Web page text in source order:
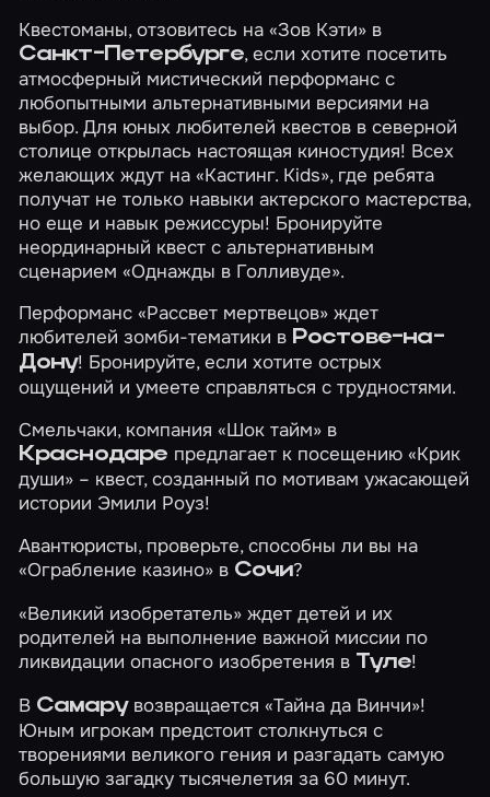
Квестоманы, отзовитесь на«Зов Кэти» в
Санкт-Петербурге, если хотите посетить
атмосферный мистический перформанс с
любопытными альтернативными версиями на
выбор. Для юных любителей квестов в северной
столице открылась настоящая киностудия! Всех
желающих ждут на«Кастинг. Kids», где ребята
получат не только навыки актерского мастерства,
но еще и навык режиссуры! Бронируйте
неординарный квест с альтернативным
сценарием«Однажды в Голливуде».
Перформанс«Рассвет мертвецов» ждет
любителей зомби-тематики в Ростове-на-
Дону! Бронируйте, если хотите острых
ощущений и умеете справляться с трудностями.
Смельчаки, компания «Шок тайм» в
Краснодаре предлагает к посещению «Крик
души» – квест, созданный по мотивам ужасающей
истории Эмили Роуз!
Авантюристы, проверьте, способны ли вы на
«Ограбление казино» в Сочи?
«Великий изобретатель» ждет детей и их
родителей на выполнение важной миссии по
ликвидации опасного изобретения в Туле!
В Самарувозвращается «Тайна да Винчи»!
Юным игрокам предстоит столкнуться с
творениями великого гения и разгадать самую
большую загадку тысячелетия за 60 минут.